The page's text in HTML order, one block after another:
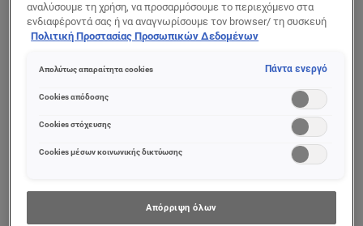
ΠΡΟΒΟΛΉ ΠΡΟΪΌΝΤΟΣ ΠΡΟΒΟΛΉ ΠΡΟΪΌΝΤΟΣ
αναλύσουμε τη χρήση, να προσαρμόσουμε το περιεχόμενο στα
ενδιαφέροντά σας ή να αναγνωρίσουμε τον browser/ τη συσκευή
σας για τη δημιουργία προφίλ με τα ενδιαφέροντά σας και να σας
διαδικτυακές προτάσεις. Μπορείτε να αποδεχθείτε cookies τα
(«Απόρριψη όλων») ή να ρυθμίσετε και να αποθηκεύσετε τις
επιλογές σας («Αποθήκευση επιλογών»). Μπορείτε επίσης, ανά
πάσα στιγμή, να ελέγξετε και να ρυθμίσετε εκ νέου τις επιλογές
Περισσότερες πληροφορίες μπορείτε να βρείτε στην
Πολιτική Προστασίας Προσωπικών Δεδομένων
Απολύτως απαραίτητα cookies Πάντα ενεργό
Cookies απόδοσης
Cookies στόχευσης
Cookies μέσων κοινωνικής δικτύωσης
Απόρριψη όλων